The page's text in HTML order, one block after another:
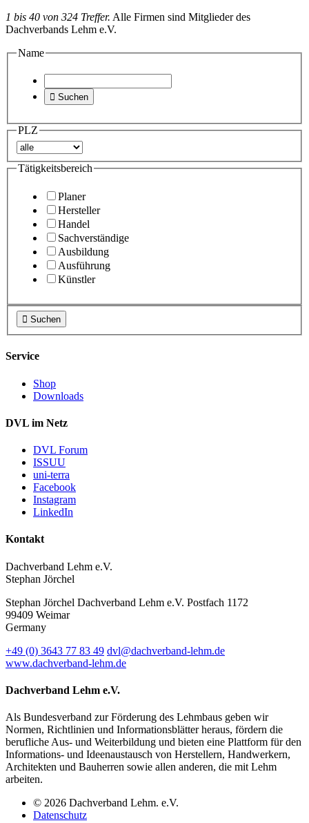
1 bis 40 von 324 Treffer. Alle Firmen sind Mitglieder des
Dachverbands Lehm e.V.
Name
 Suchen
PLZ
Tätigkeitsbereich
Planer
Hersteller
Handel
Sachverständige
Ausbildung
Ausführung
Künstler
 Suchen
Service
Shop
Downloads
DVL im Netz
DVL Forum
ISSUU
uni-terra
Facebook
Instagram
LinkedIn
Kontakt
Dachverband Lehm e.V.
Stephan Jörchel
Stephan Jörchel Dachverband Lehm e.V. Postfach 1172
99409 Weimar
Germany
+49 (0) 3643 77 83 49 dvl@dachverband-lehm.de
www.dachverband-lehm.de
Dachverband Lehm e.V.
Als Bundesverband zur Förderung des Lehmbaus geben wir
Normen, Richtlinien und Informationsblätter heraus, fördern die
berufliche Aus- und Weiterbildung und bieten eine Plattform für den
Informations- und Ideenaustausch von Herstellern, Handwerkern,
Architekten und Bauherren sowie allen anderen, die mit Lehm
arbeiten.
© 2026 Dachverband Lehm. e.V.
Datenschutz